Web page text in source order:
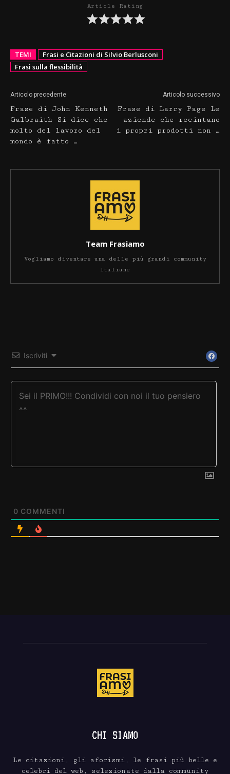
Article Rating
TEMI
Frasi e Citazioni di Silvio Berlusconi
Frasi sulla flessibilità
Articolo precedente
Frase di John Kenneth
Galbraith Si dice che
molto del lavoro del
mondo è fatto …
Articolo successivo
Frase di Larry Page Le
aziende che recintano
i propri prodotti non …
Team Frasiamo
Vogliamo diventare una delle più grandi community
Italiane
Iscriviti
0 COMMENTI
CHI SIAMO
Le citazioni, gli aforismi, le frasi più belle e
celebri del web, selezionate dalla community